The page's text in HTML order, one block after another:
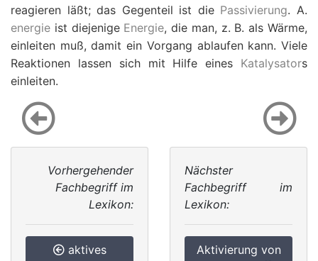
reagieren läßt; das Gegenteil ist die Passivierung. A.
energie ist diejenige Energie, die man, z. B. als Wärme,
einleiten muß, damit ein Vorgang ablaufen kann. Viele
Reaktionen lassen sich mit Hilfe eines Katalysators
einleiten.
Vorhergehender
Fachbegriff im
Lexikon:
aktives
Nächster
Fachbegriff im
Lexikon:
Aktivierung von